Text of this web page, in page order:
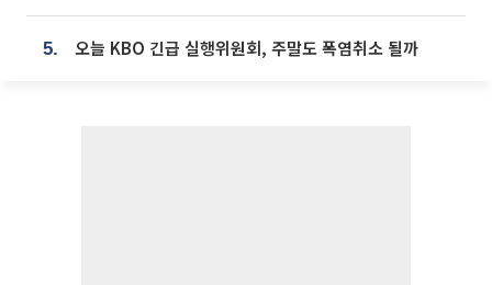
5. 오늘 KBO 긴급 실행위원회, 주말도 폭염취소 될까